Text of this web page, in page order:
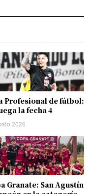
Profesional de fútbol:
la fecha 4
2026
Granate: San Agustín